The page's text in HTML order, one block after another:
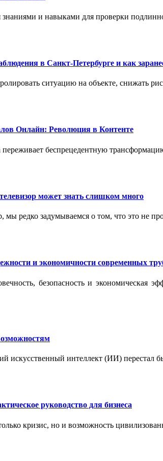
и навыками для проверки
в Санкт-Петербурге и как
ситуацию на объекте, снижать
Онлайн: Революция в Контенте
беспрецедентную
может знать слишком много
редко задумываемся о том, что это не
и экономичности современных
безопасность и экономическая
искусственный интеллект (ИИ) перестал
руководство для бизнеса
кризис, но и возможность